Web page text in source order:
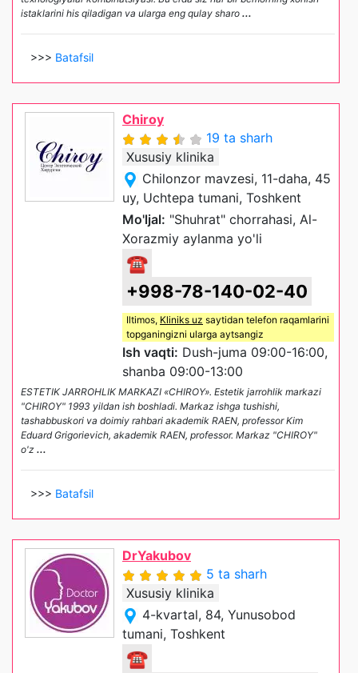
istaklarini his qiladigan va ularga eng qulay sharo ...
>>> Batafsil
Chiroy
19 ta sharh
Xususiy klinika
Chilonzor mavzesi, 11-daha, 45
uy, Uchtepa tumani, Toshkent
Mo'ljal: "Shuhrat" chorrahasi, Al-
Xorazmiy aylanma yo'li
☎
+998-78-140-02-40
Iltimos, Kliniks uz saytidan telefon raqamlarini
topganingizni ularga aytsangiz
Ish vaqti: Dush-juma 09:00-16:00,
shanba 09:00-13:00
ESTETIK JARROHLIK MARKAZI «CHIROY». Estetik jarrohlik markazi
"CHIROY" 1993 yildan ish boshladi. Markaz ishga tushishi,
tashabbuskori va doimiy rahbari akademik RAEN, professor Kim
Eduard Grigorievich, akademik RAEN, professor. Markaz "CHIROY"
o'z ...
>>> Batafsil
DrYakubov
5 ta sharh
Xususiy klinika
4-kvartal, 84, Yunusobod
tumani, Toshkent
☎